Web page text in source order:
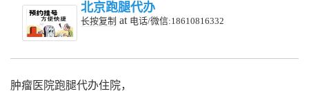
北京跑腿代办
长按复制 at 电话/微信:18610816332
肿瘤医院跑腿代办住院，